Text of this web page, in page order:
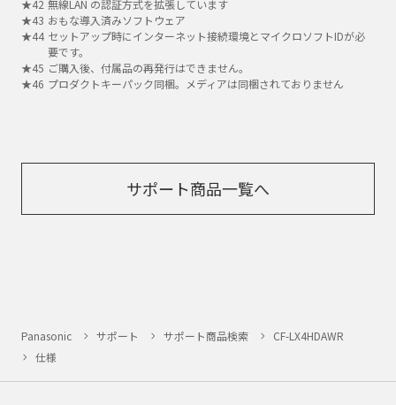
無線LAN の認証方式を拡張しています
おもな導入済みソフトウェア
セットアップ時にインターネット接続環境とマイクロソフトIDが必
要です。
ご購入後、付属品の再発行はできません。
プロダクトキーパック同梱。メディアは同梱されておりません
サポート商品一覧へ
Panasonic サポート サポート商品検索
CF-LX4HDAWR
仕様